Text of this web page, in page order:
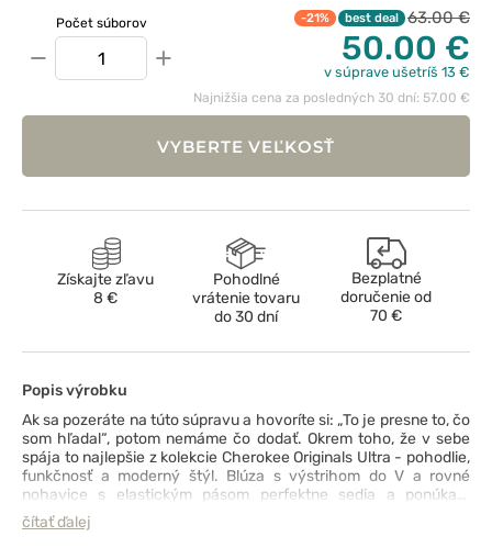
Počet súborov
− +
-21% best deal 63.00 €
50.00 €
v súprave ušetríš 13 €
Najnižšia cena za posledných 30 dní: 57.00 €
VYBERTE VEĽKOSŤ
Získajte zľavu
8 €
Pohodlné
vrátenie tovaru
do 30 dní
Bezplatné
doručenie od
70 €
Popis výrobku
Ak sa pozeráte na túto súpravu a hovoríte si: „To je presne to, čo
som hľadal“, potom nemáme čo dodať. Okrem toho, že v sebe
spája to najlepšie z kolekcie Cherokee Originals Ultra - pohodlie,
funkčnosť a moderný štýl. Blúza s výstrihom do V a rovné
nohavice s elastickým pásom perfektne sedia a ponúkajú
voľnosť pohybu. Celkovo sedem priestranných vreciek
poskytuje praktický priestor na nevyhnutné veci a dvojité
čítať ďalej